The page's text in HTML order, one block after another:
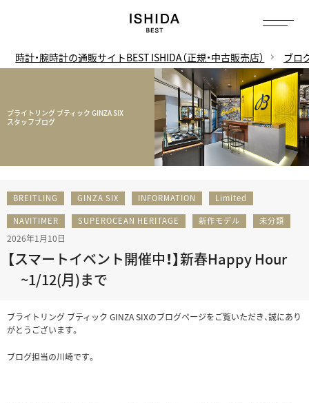
時計・腕時計の通販サイトBEST ISHIDA（正規・中古販売店） ブロ
ブライトリング ブティック GINZA SIX
スタッフブログ
BREITLING GINZA SIX INFORMATION
Limited
NAVITIMER
SUPEROCEAN HERITAGE 新作モデル 未分類
2026年1月10日
【スマートイベント開催中！】新春Happy Hour
~1/12(月)まで
ブライトリング ブティック GINZA SIXのブログページをご覧いただき、誠にあり
がとうございます。
ブログ担当の川崎です。